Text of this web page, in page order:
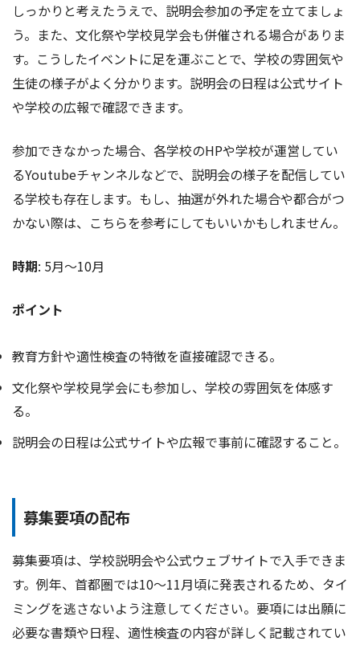
しっかりと考えたうえで、説明会参加の予定を立てましょ
う。また、文化祭や学校見学会も併催される場合がありま
す。こうしたイベントに足を運ぶことで、学校の雰囲気や
生徒の様子がよく分かります。説明会の日程は公式サイト
や学校の広報で確認できます。
参加できなかった場合、各学校のHPや学校が運営してい
るYoutubeチャンネルなどで、説明会の様子を配信してい
る学校も存在します。もし、抽選が外れた場合や都合がつ
かない際は、こちらを参考にしてもいいかもしれません。
時期: 5月〜10月
ポイント
教育方針や適性検査の特徴を直接確認できる。
文化祭や学校見学会にも参加し、学校の雰囲気を体感す
る。
説明会の日程は公式サイトや広報で事前に確認すること。
募集要項の配布
募集要項は、学校説明会や公式ウェブサイトで入手できま
す。例年、首都圏では10～11月頃に発表されるため、タイ
ミングを逃さないよう注意してください。要項には出願に
必要な書類や日程、適性検査の内容が詳しく記載されてい